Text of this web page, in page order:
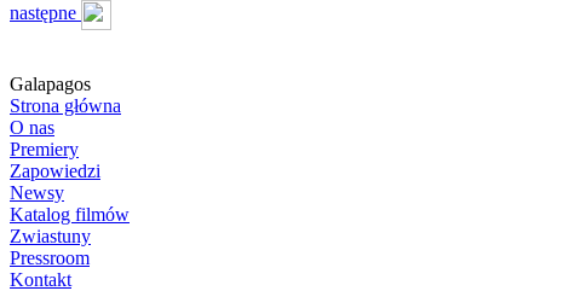
następne
Galapagos
Strona główna
O nas
Premiery
Zapowiedzi
Newsy
Katalog filmów
Zwiastuny
Pressroom
Kontakt